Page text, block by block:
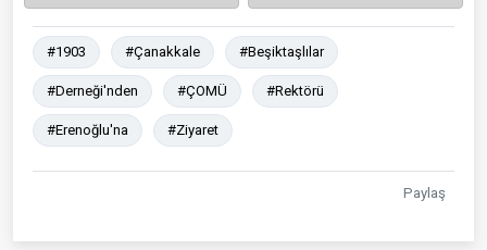
#1903 #Çanakkale #Beşiktaşlılar
#Derneği'nden #ÇOMÜ #Rektörü
#Erenoğlu'na #Ziyaret
Paylaş